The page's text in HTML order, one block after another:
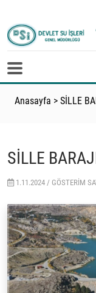
Anasayfa > SİLLE
SİLLE
1.11.2024 / GÖSTERIM